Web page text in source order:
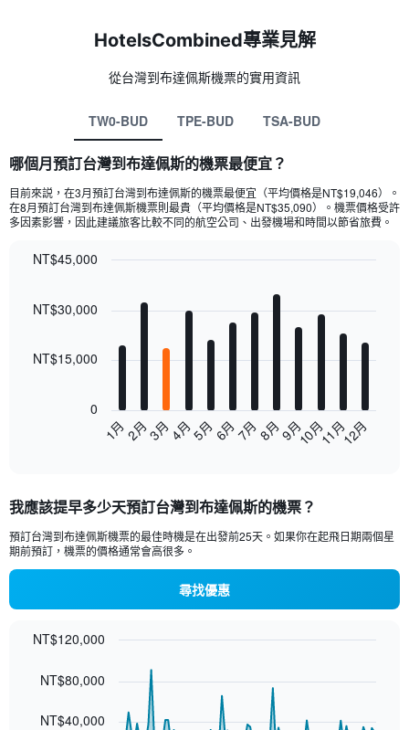
HotelsCombined專業見解
從台灣​到布達佩斯​機票的實用資訊
TW0-BUD TPE-BUD TSA-BUD
哪個月預訂台灣到布達佩斯的機票最便宜？
目前來説，在3月預訂台灣​到布達佩斯​的機票最便宜（平均價格是NT$19,046​）。
在8月​預訂台灣​到布達佩斯​機票則最貴（平均價格是NT$35,090​）。機票價格受許
多因素影響，因此建議旅客比較不同的航空公司、出發機場和時間以節省旅費。
with
categories.
Range:
12
categories.
values.
1月2月3月4月5月6月7月8月9月10月11月12月
0
NT$15,000
NT$30,000
NT$45,000
我應該提早多少天預訂台灣到布達佩斯的機票？
預訂台灣​到布達佩斯機票的最佳時機是在出發前25天。如果你在起飛日期兩個星
期前預訂，機票的價格通常會高很多。
尋找優惠
with
points.
NT$40,000
NT$80,000
NT$120,000